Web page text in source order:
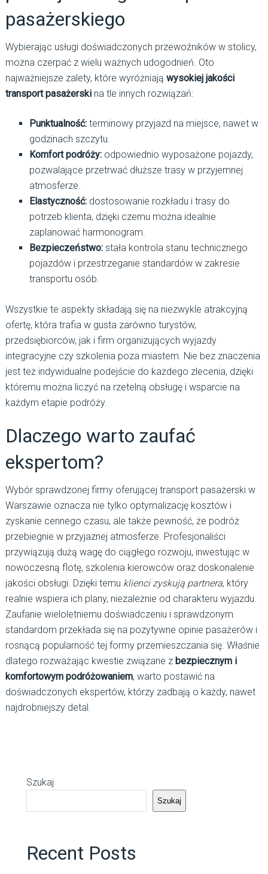
pasażerskiego
Wybierając usługi doświadczonych przewoźników w stolicy,
można czerpać z wielu ważnych udogodnień. Oto
najważniejsze zalety, które wyróżniają wysokiej jakości
transport pasażerskina tle innych rozwiązań:
Punktualność:terminowy przyjazd na miejsce, nawet w
godzinach szczytu.
Komfort podróży:odpowiednio wyposażone pojazdy,
pozwalające przetrwać dłuższe trasy w przyjemnej
atmosferze.
Elastyczność:dostosowanie rozkładu i trasy do
potrzeb klienta, dzięki czemu można idealnie
zaplanować harmonogram.
Bezpieczeństwo:stała kontrola stanu technicznego
pojazdów i przestrzeganie standardów w zakresie
transportu osób.
Wszystkie te aspekty składają się na niezwykle atrakcyjną
ofertę, która trafia w gusta zarówno turystów,
przedsiębiorców, jak i firm organizujących wyjazdy
integracyjne czy szkolenia poza miastem. Nie bez znaczenia
jest też indywidualne podejście do każdego zlecenia, dzięki
któremu można liczyć na rzetelną obsługę i wsparcie na
każdym etapie podróży.
Dlaczego warto zaufać
ekspertom?
Wybór sprawdzonej firmy oferującej transport pasażerski w
Warszawie oznacza nie tylko optymalizację kosztów i
zyskanie cennego czasu, ale także pewność, że podróż
przebiegnie w przyjaznej atmosferze. Profesjonaliści
przywiązują dużą wagę do ciągłego rozwoju, inwestując w
nowoczesną flotę, szkolenia kierowców oraz doskonalenie
jakości obsługi. Dzięki temu klienci zyskują partnera, który
realnie wspiera ich plany, niezależnie od charakteru wyjazdu.
Zaufanie wieloletniemu doświadczeniu i sprawdzonym
standardom przekłada się na pozytywne opinie pasażerów i
rosnącą popularność tej formy przemieszczania się. Właśnie
dlatego rozważając kwestie związane z bezpiecznym i
komfortowym podróżowaniem, warto postawić na
doświadczonych ekspertów, którzy zadbają o każdy, nawet
najdrobniejszy detal.
Szukaj
Szukaj
Recent Posts